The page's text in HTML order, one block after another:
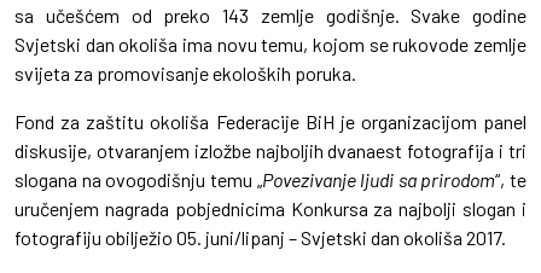
sa učešćem od preko 143 zemlje godišnje. Svake godine
Svjetski dan okoliša ima novu temu, kojom se rukovode zemlje
svijeta za promovisanje ekoloških poruka.
Fond za zaštitu okoliša Federacije BiH je organizacijom panel
diskusije, otvaranjem izložbe najboljih dvanaest fotografija i tri
slogana na ovogodišnju temu „Povezivanje ljudi sa prirodom“, te
uručenjem nagrada pobjednicima Konkursa za najbolji slogan i
fotografiju obilježio 05. juni/lipanj – Svjetski dan okoliša 2017.